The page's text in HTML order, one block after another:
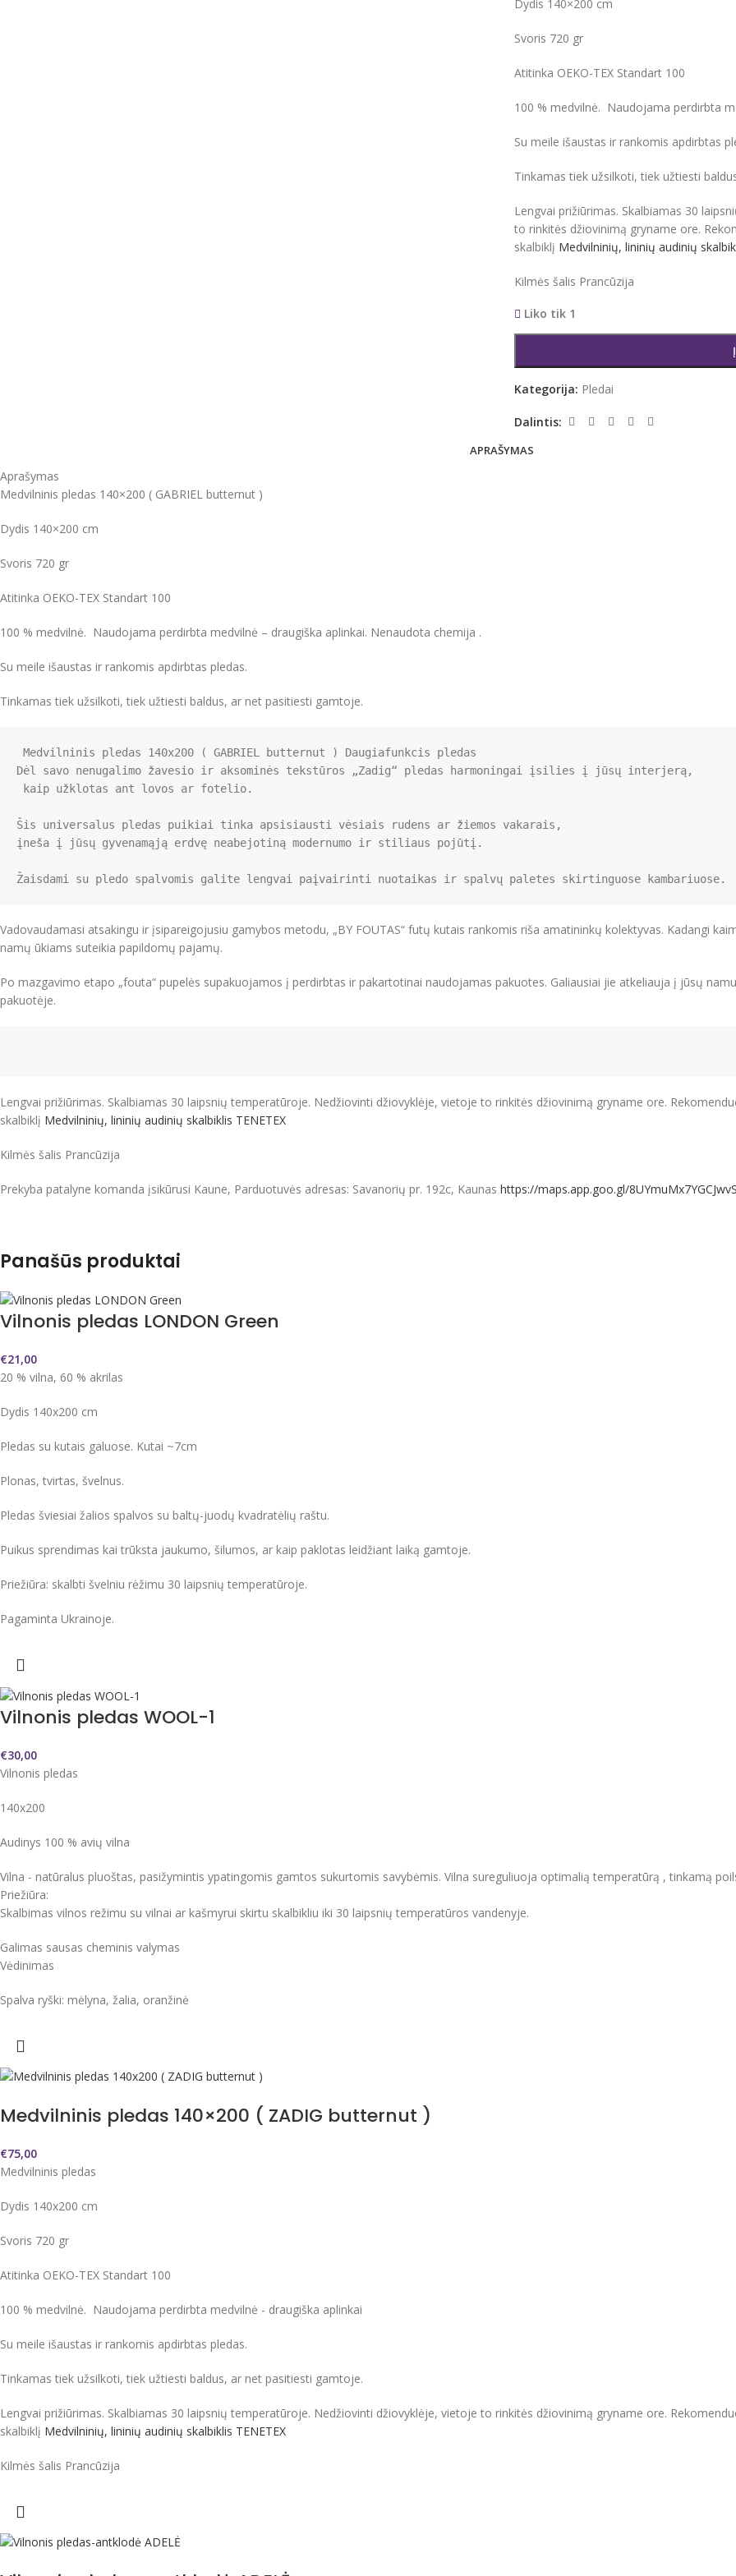
Dydis 140×200 cm
Svoris 720 gr
Atitinka OEKO-TEX Standart 100
100 % medvilnė. Naudojama perdirbta
Su meile išaustas ir rankomis apdirbtas
Tinkamas tiek užsilkoti, tiek užtiesti
Lengvai prižiūrimas. Skalbiamas 30
to rinkitės džiovinimą gryname ore.
skalbiklį Medvilninių, lininių audinių
Kilmės šalis Prancūzija
Liko tik 1
Kategorija: Pledai
Dalintis:
APRAŠYMAS
Aprašymas
Medvilninis pledas 140×200 ( GABRIEL butternut )
Dydis 140×200 cm
Svoris 720 gr
Atitinka OEKO-TEX Standart 100
100 % medvilnė. Naudojama perdirbta medvilnė – draugiška aplinkai. Nenaudota chemija .
Su meile išaustas ir rankomis apdirbtas pledas.
Tinkamas tiek užsilkoti, tiek užtiesti baldus, ar net pasitiesti gamtoje.
Dėl savo nenugalimo žavesio ir aksominės tekstūros „Zadig“ pledas harmoningai įsilies į jūsų interjerą,
Šis universalus pledas puikiai tinka apsisiausti vėsiais rudens ar žiemos vakarais,
įneša į jūsų gyvenamąją erdvę neabejotiną modernumo ir stiliaus pojūtį.
Vadovaudamasi atsakingu ir įsipareigojusiu gamybos metodu, „BY FOUTAS“ futų kutais rankomis riša amatininkų kolektyvas. Kadangi
namų ūkiams suteikia papildomų pajamų.
Po mazgavimo etapo „fouta“ pupelės supakuojamos į perdirbtas ir pakartotinai naudojamas pakuotes. Galiausiai jie atkeliauja į jūsų
pakuotėje.
Lengvai prižiūrimas. Skalbiamas 30 laipsnių temperatūroje. Nedžiovinti džiovyklėje, vietoje to rinkitės džiovinimą gryname ore.
skalbiklį Medvilninių, lininių audinių skalbiklis TENETEX
Kilmės šalis Prancūzija
Prekyba patalyne komanda įsikūrusi Kaune, Parduotuvės adresas: Savanorių pr. 192c, Kaunas https://maps.app.goo.gl/
Panašūs produktai
Vilnonis pledas LONDON Green
€21,00
20 % vilna, 60 % akrilas
Dydis 140x200 cm
Pledas su kutais galuose. Kutai ~7cm
Plonas, tvirtas, švelnus.
Pledas šviesiai žalios spalvos su baltų-juodų kvadratėlių raštu.
Puikus sprendimas kai trūksta jaukumo, šilumos, ar kaip paklotas leidžiant laiką gamtoje.
Priežiūra: skalbti švelniu rėžimu 30 laipsnių temperatūroje.
Pagaminta Ukrainoje.
Vilnonis pledas WOOL-1
€30,00
Vilnonis pledas
140x200
Audinys 100 % avių vilna
Vilna - natūralus pluoštas, pasižymintis ypatingomis gamtos sukurtomis savybėmis. Vilna sureguliuoja optimalią temperatūrą , tinkamą
Priežiūra:
Skalbimas vilnos režimu su vilnai ar kašmyrui skirtu skalbikliu iki 30 laipsnių temperatūros vandenyje.
Galimas sausas cheminis valymas
Vėdinimas
Spalva ryški: mėlyna, žalia, oranžinė
Medvilninis pledas 140×200 ( ZADIG butternut )
€75,00
Medvilninis pledas
Dydis 140x200 cm
Svoris 720 gr
Atitinka OEKO-TEX Standart 100
100 % medvilnė. Naudojama perdirbta medvilnė - draugiška aplinkai
Su meile išaustas ir rankomis apdirbtas pledas.
Tinkamas tiek užsilkoti, tiek užtiesti baldus, ar net pasitiesti gamtoje.
Lengvai prižiūrimas. Skalbiamas 30 laipsnių temperatūroje. Nedžiovinti džiovyklėje, vietoje to rinkitės džiovinimą gryname ore.
skalbiklį Medvilninių, lininių audinių skalbiklis TENETEX
Kilmės šalis Prancūzija